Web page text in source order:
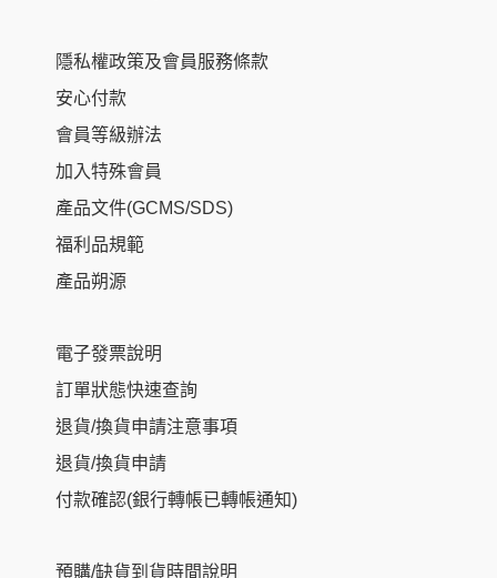
隱私權政策及會員服務條款
安心付款
會員等級辦法
加入特殊會員
產品文件(GCMS/SDS)
福利品規範
產品朔源
電子發票說明
訂單狀態快速查詢
退貨/換貨申請注意事項
退貨/換貨申請
付款確認(銀行轉帳已轉帳通知)
預購/缺貨到貨時間說明